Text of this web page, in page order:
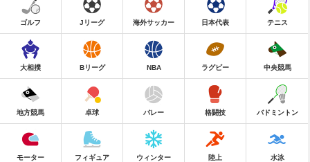
ゴルフ Jリーグ 海外サッカー 日本代表 テニス
大相撲 Bリーグ NBA ラグビー 中央競馬
地方競馬 卓球 バレー 格闘技 バドミントン
モーター フィギュア ウィンター 陸上 水泳